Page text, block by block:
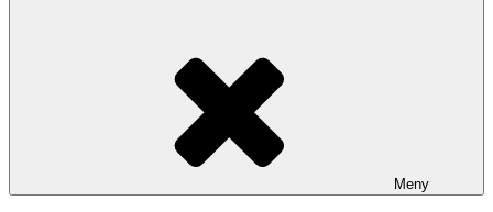
Meny